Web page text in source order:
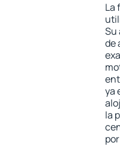
La
Su
de
ya
la